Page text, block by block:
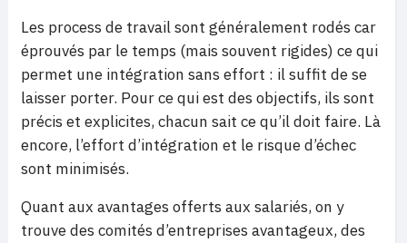
Les process de travail sont généralement rodés car
éprouvés par le temps (mais souvent rigides) ce qui
permet une intégration sans effort : il suffit de se
laisser porter. Pour ce qui est des objectifs, ils sont
précis et explicites, chacun sait ce qu’il doit faire. Là
encore, l’effort d’intégration et le risque d’échec
sont minimisés.
Quant aux avantages offerts aux salariés, on y
trouve des comités d’entreprises avantageux, des